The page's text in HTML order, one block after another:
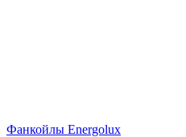
Фанкойлы Energolux